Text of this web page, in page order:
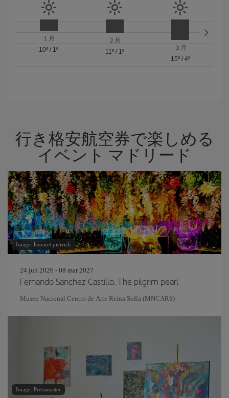
１月
10º / 1º
２月
11º/ 1º
３月
15º/ 4º
行き格安航空券で楽しめる
イベント マドリード
Image: lemaret pierrick
24 jun 2026 - 08 mar 2027
Fernando Sanchez Castillo. The pilgrim pearl
Museo Nacional Centro de Arte Reina Sofía (MNCARS)
Image: Pressmaster